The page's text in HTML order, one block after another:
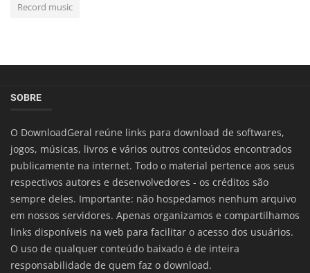
Record music
SOBRE
O DownloadGeral reúne links para download de softwares,
jogos, músicas, livros e vários outros conteúdos encontrados
publicamente na internet. Todo o material pertence aos seus
respectivos autores e desenvolvedores - os créditos são
sempre deles. Importante: não hospedamos nenhum arquivo
em nossos servidores. Apenas organizamos e compartilhamos
links disponíveis na web para facilitar o acesso dos usuários.
O uso de qualquer conteúdo baixado é de inteira
responsabilidade de quem faz o download.